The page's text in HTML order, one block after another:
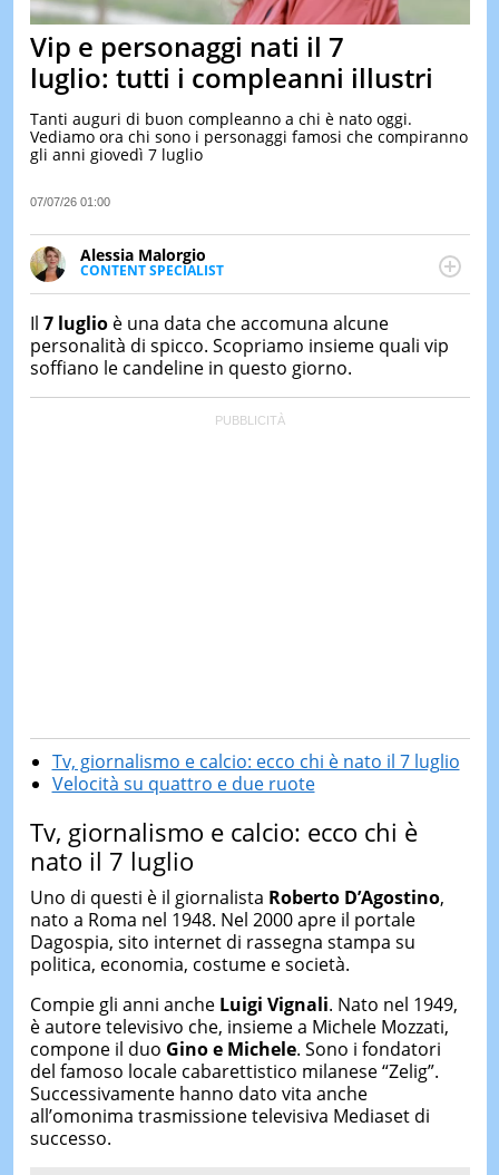
TEST
LE
LE
DI
IERI
Vip e personaggi nati il 7
luglio: tutti i compleanni illustri
Tanti auguri di buon compleanno a chi è nato oggi.
Vediamo ora chi sono i personaggi famosi che compiranno
gli anni giovedì 7 luglio
07/07/26 01:00
Alessia Malorgio
CONTENT SPECIALIST
Ha conseguito un Master in Marketing Management
occupa della creazione di contenuti in ottica SEO e
dello sviluppo di strategie marketing attraverso
canali digitali.
Il 7 luglioè una data che accomuna alcune
personalità di spicco. Scopriamo insieme quali vip
soffiano le candeline in questo giorno.
Tv, giornalismo e calcio: ecco chi è nato il 7 luglio
Velocità su quattro e due ruote
Tv, giornalismo e calcio: ecco chi è
nato il 7 luglio
Uno di questi è il giornalista Roberto D’Agostino,
nato a Roma nel 1948. Nel 2000 apre il portale
Dagospia, sito internet di rassegna stampa su
politica, economia, costume e società.
Compie gli anni anche Luigi Vignali. Nato nel 1949,
è autore televisivo che, insieme a Michele Mozzati,
compone il duo Gino e Michele. Sono i fondatori
del famoso locale cabarettistico milanese “Zelig”.
Successivamente hanno dato vita anche
all’omonima trasmissione televisiva Mediaset di
successo.